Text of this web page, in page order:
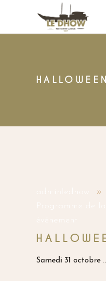
Samedi 31 octobre